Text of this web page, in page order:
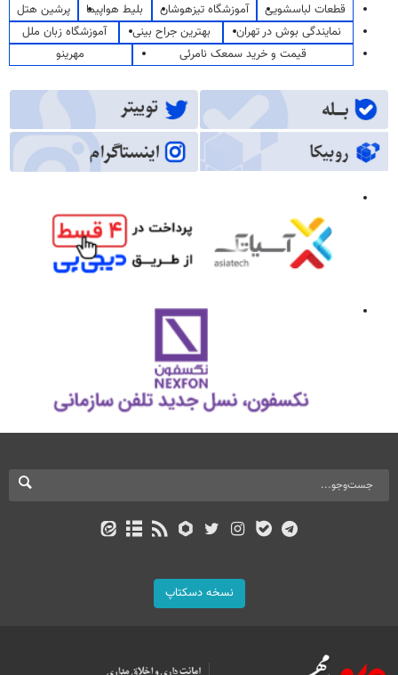
قطعات لباسشویی
آموزشگاه تیزهوشان بلیط هواپیما
پرشین هتل
نمایندگی بوش در تهران
بهترین جراح بینی
آموزشگاه زبان ملل
قیمت و خرید سمعک نامرئی
مهرینو
نسخه دسکتاپ